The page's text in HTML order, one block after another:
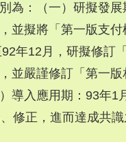
為：（一）研擬發
並擬將「第一版支
年12月，研擬修訂
並嚴謹修訂「第一
導入應用期：93年1
修正，進而達成共